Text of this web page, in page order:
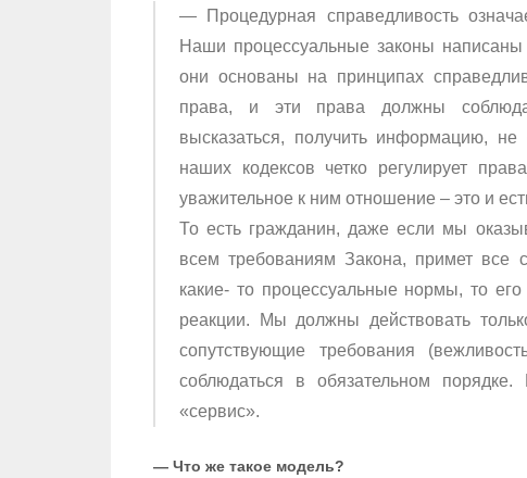
— Процедурная справедливость
Наши процессуальные законы
они основаны на принципах
права, и эти права должны
высказаться, получить информацию,
наших кодексов четко регулирует
уважительное к ним отношение – это и
То есть гражданин, даже если мы
всем требованиям Закона, примет все
какие- то процессуальные нормы, то
реакции. Мы должны действовать
сопутствующие требования
соблюдаться в обязательном
«сервис».
— Что же такое модель?